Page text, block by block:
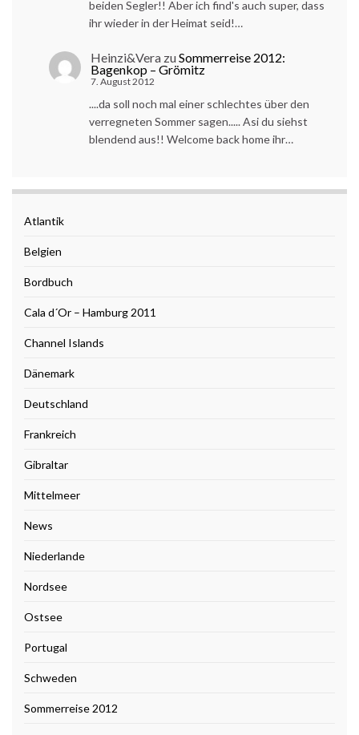
beiden Segler!! Aber ich find's auch super, dass
ihr wieder in der Heimat seid!…
Heinzi&Vera zuSommerreise 2012:
Bagenkop – Grömitz
7. August 2012
....da soll noch mal einer schlechtes über den
verregneten Sommer sagen..... Asi du siehst
blendend aus!! Welcome back home ihr…
Atlantik
Belgien
Bordbuch
Cala d´Or – Hamburg 2011
Channel Islands
Dänemark
Deutschland
Frankreich
Gibraltar
Mittelmeer
News
Niederlande
Nordsee
Ostsee
Portugal
Schweden
Sommerreise 2012